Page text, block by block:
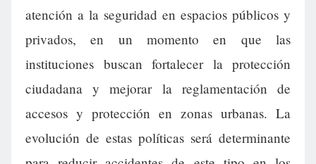
atención a la seguridad en espacios públicos y
privados, en un momento en que las
instituciones buscan fortalecer la protección
ciudadana y mejorar la reglamentación de
accesos y protección en zonas urbanas. La
evolución de estas políticas será determinante